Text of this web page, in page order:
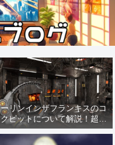
リンインザフランキスのコ
ピットについて解説！超有
な「あの作品」の影響を解
説！